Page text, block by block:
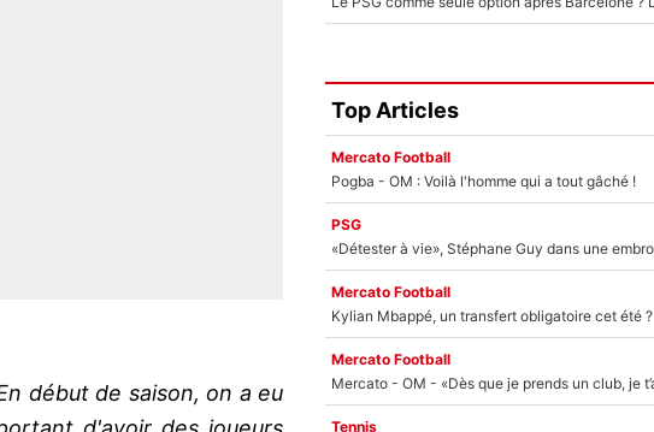
début de saison, on a eu
Top Articles
Mercato Football
Pogba - OM : Voilà l'homme qui a tout gâché !
PSG
Mercato Football
Kylian Mbappé, un transfert obligatoire cet été ?
Mercato Football
Tennis